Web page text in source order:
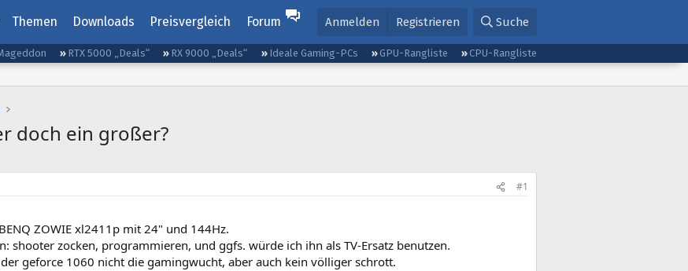
Themen Downloads Preisvergleich Forum Anmelden Registrieren Suche
RTX 5000 „Deals“ RX 9000 „Deals“ Ideale Gaming-PCs GPU-Rangliste
CPU-Rangliste
doch ein großer?
#1
ZOWIE xl2411p mit 24" und 144Hz.
shooter zocken, programmieren, und ggfs. würde ich ihn als TV-Ersatz benutzen.
geforce 1060 nicht die gamingwucht, aber auch kein völliger schrott.